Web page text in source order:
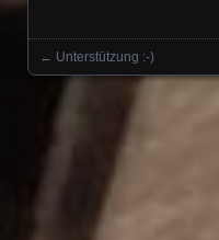
Posts
← Unterstützung :-)